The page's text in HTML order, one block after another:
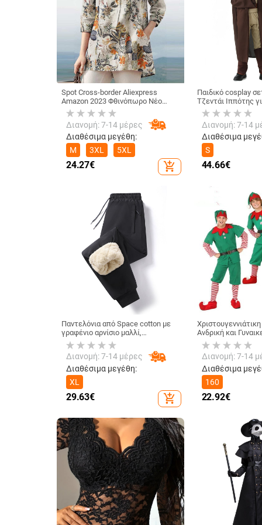
Spot Cross-border Aliexpress
Amazon 2023 Φθινόπωρο Νέο
Casual Πουκάμισο με μανίκια
τριών τετάρτων Μεγάλο
Μέγεθος με τυπωμένα κουμπιά
Διανομή: 7-14 μέρες
Διαθέσιμα μεγέθη:
M
3XL 5XL
24.27€ add_shopping_cart
Παιδικό cosplay
Τζεντάι Ιππότης
θεατρικές
πολυεστερική
περιεκτικότητα
αγόρια έως 17
Διανομή: 7-14
Διαθέσιμα
S
44.66€
Παντελόνια από Space cotton με
γραφένιο αρνίσιο μαλλί,
αυτοθερμαινόμενο επίθεμα,
ανθεκτικά στον άνεμο και στο νερό
Διανομή: 7-14 μέρες
Διαθέσιμα μεγέθη:
XL
29.63€ add_shopping_cart
Ανδρική και
Παιδί Ξωτικό
Στολή cosplay
Νύχτα
Διανομή: 7-14
Διαθέσιμα
160
22.92€